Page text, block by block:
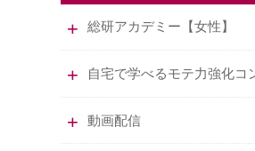
総研アカデミー【女性】
自宅で学べるモテ力強化コ
動画配信